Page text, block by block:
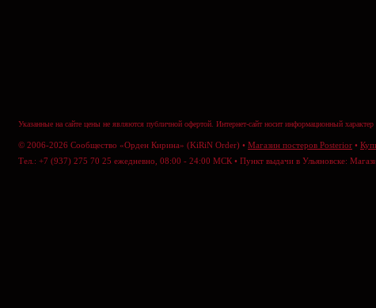
Указанные на сайте цены не являются публичной офертой. Интернет-сайт носит информационный
© 2006-2026 Сообщество «Орден Кирина» (KiRiN Order) • Магазин постеров Posterior •
Тел.: +7 (937) 275 70 25 ежедневно, 08:00 - 24:00 МСК • Пункт выдачи в Ульяновске: